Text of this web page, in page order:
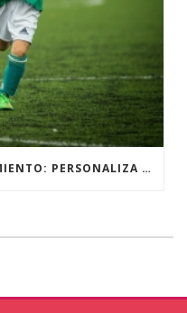
REVOLUCIONA TU ENTRENAMIENTO: PERSONALIZA TU EQUIPAMIENTO DEPORTIVO PARA UN RENDIMIENTO ÓPTIMO